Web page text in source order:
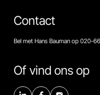
Contact
Bel met Hans Bauman op 020-
Of vind ons op